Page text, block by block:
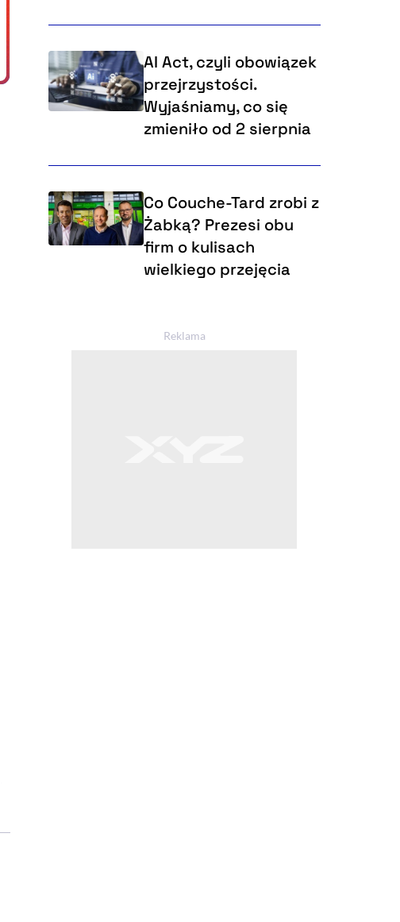
AI Act, czyli obowiązek
przejrzystości.
Wyjaśniamy, co się
zmieniło od 2 sierpnia
Co Couche-Tard zrobi z
Żabką? Prezesi obu
firm o kulisach
wielkiego przejęcia